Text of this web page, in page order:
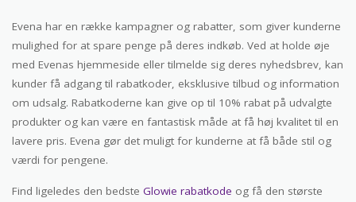
Evena har en række kampagner og rabatter, som giver kunderne
mulighed for at spare penge på deres indkøb. Ved at holde øje
med Evenas hjemmeside eller tilmelde sig deres nyhedsbrev, kan
kunder få adgang til rabatkoder, eksklusive tilbud og information
om udsalg. Rabatkoderne kan give op til 10% rabat på udvalgte
produkter og kan være en fantastisk måde at få høj kvalitet til en
lavere pris. Evena gør det muligt for kunderne at få både stil og
værdi for pengene.
Find ligeledes den bedste Glowie rabatkode og få den største